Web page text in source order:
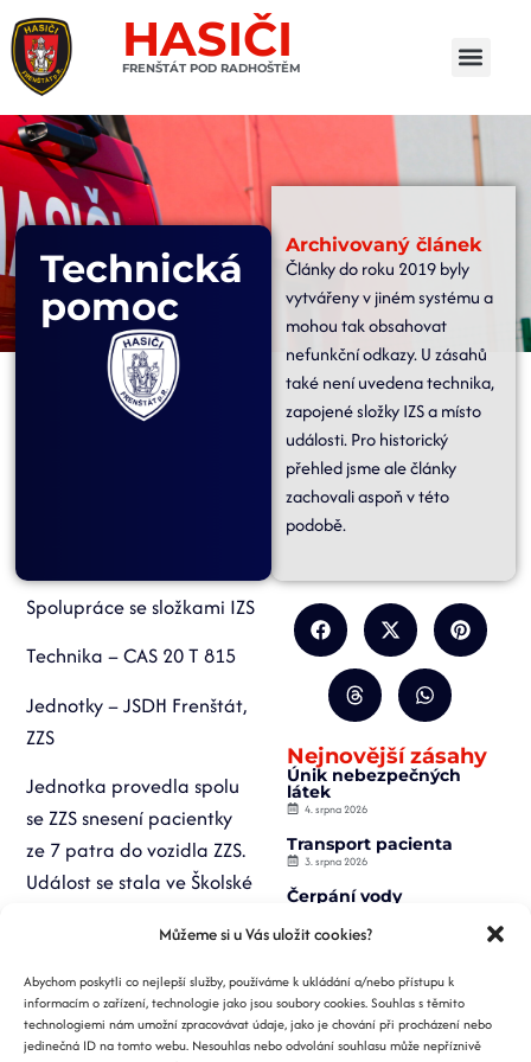
Můžeme si u Vás uložit cookies?
Abychom poskytli co nejlepší služby, používáme k ukládání a/nebo přístupu k
informacím o zařízení, technologie jako jsou soubory cookies. Souhlas s těmito
technologiemi nám umožní zpracovávat údaje, jako je chování při procházení nebo
jedinečná ID na tomto webu. Nesouhlas nebo odvolání souhlasu může nepříznivě
HASIČI
FRENŠTÁT POD RADHOŠTĚM
Technická
pomoc
Archivovaný článek
Články do roku 2019 byly
vytvářeny v jiném systému a
mohou tak obsahovat
nefunkční odkazy. U zásahů
také není uvedena technika,
zapojené složky IZS a místo
události. Pro historický
přehled jsme ale články
zachovali aspoň v této
podobě.
Spolupráce se složkami IZS
Technika – CAS 20 T 815
Jednotky – JSDH Frenštát,
ZZS
Jednotka provedla spolu
se ZZS snesení pacientky
ze 7 patra do vozidla ZZS.
Událost se stala ve Školské
Nejnovější zásahy
Únik nebezpečných
látek
4. srpna 2026
Transport pacienta
3. srpna 2026
Čerpání vody
Záchrana osoby z
2. srpna 2026
Požár nízké budovy
1. srpna 2026